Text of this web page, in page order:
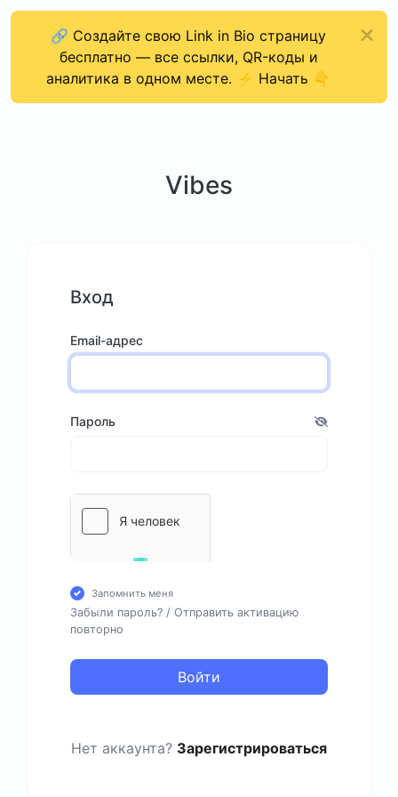
🔗 Создайте свою Link in Bio страницу
бесплатно — все ссылки, QR-коды и
аналитика в одном месте. ⚡ Начать 👇
Vibes
Вход
Email-адрес
Пароль
Запомнить меня
Забыли пароль? / Отправить активацию
повторно
Войти
Нет аккаунта? Зарегистрироваться